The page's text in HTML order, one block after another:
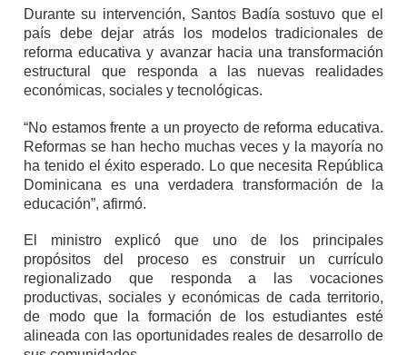
Durante su intervención, Santos Badía sostuvo que el
país debe dejar atrás los modelos tradicionales de
reforma educativa y avanzar hacia una transformación
estructural que responda a las nuevas realidades
económicas, sociales y tecnológicas.
“No estamos frente a un proyecto de reforma educativa.
Reformas se han hecho muchas veces y la mayoría no
ha tenido el éxito esperado. Lo que necesita República
Dominicana es una verdadera transformación de la
educación”, afirmó.
El ministro explicó que uno de los principales
propósitos del proceso es construir un currículo
regionalizado que responda a las vocaciones
productivas, sociales y económicas de cada territorio,
de modo que la formación de los estudiantes esté
alineada con las oportunidades reales de desarrollo de